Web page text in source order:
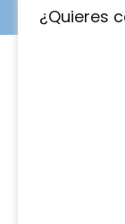
¿Quieres